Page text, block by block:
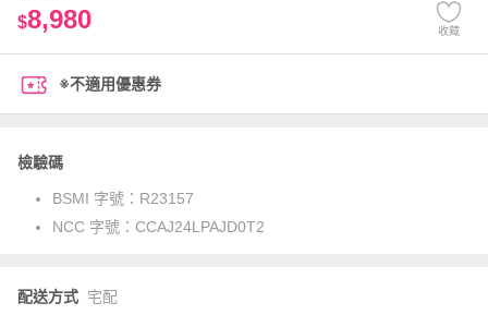
$8,980 收藏
※不適用優惠券
檢驗碼
BSMI 字號： R23157
NCC 字號： CCAJ24LPAJD0T2
配送方式 宅配